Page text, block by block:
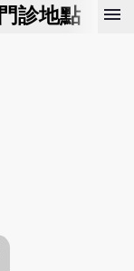
門診地點 預
menu